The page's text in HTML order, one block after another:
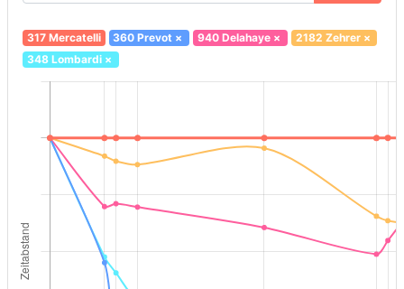
317 Mercatelli 360 Prevot × 940 Delahaye× 2182 Zehrer×
348 Lombardi×